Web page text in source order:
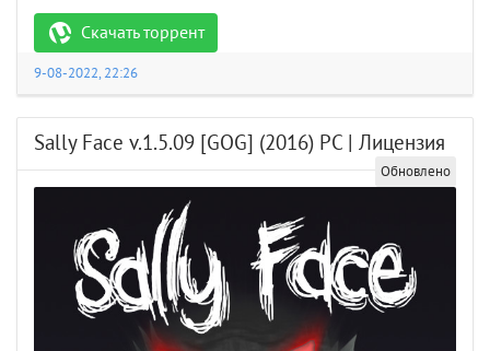
Скачать торрент
9-08-2022, 22:26
Sally Face v.1.5.09 [GOG] (2016) PC | Лицензия
Обновлено